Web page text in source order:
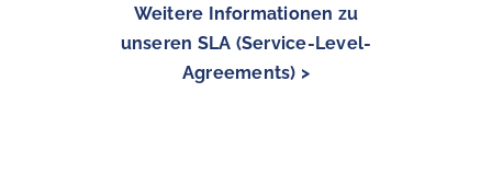
Weitere Informationen zu
unseren SLA (Service-Level-
Agreements) >